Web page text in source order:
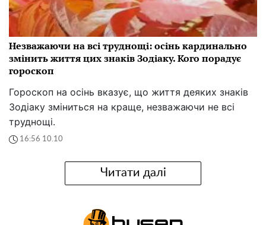
Незважаючи на всі труднощі: осінь кардинально
змінить життя цих знаків Зодіаку. Кого порадує
гороскоп
Гороскоп на осінь вказує, що життя деяких знаків
Зодіаку зміниться на краще, незважаючи не всі
труднощі.
16:56 10.10
Читати далі